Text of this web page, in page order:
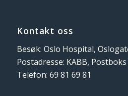
Kontakt oss
Besøk: Oslo Hospital,
Postadresse: KABB,
Telefon: 69 81 69 81